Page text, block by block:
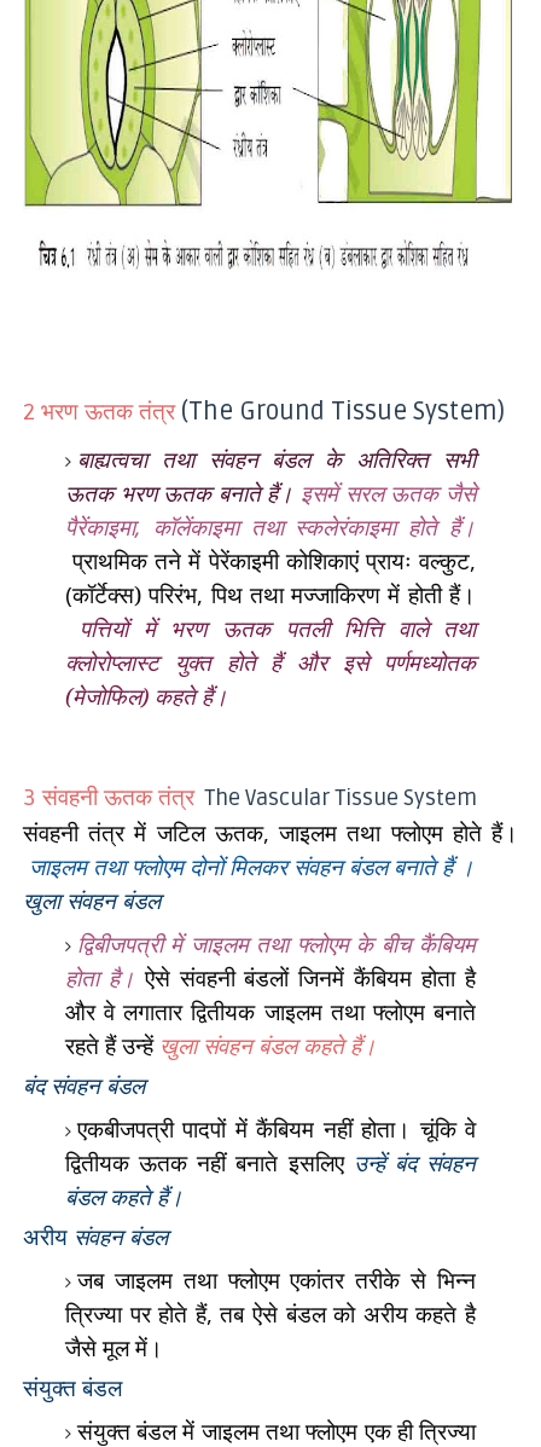
2 भरण ऊतक तंत्र(The Ground Tissue System)
बाह्यत्वचा तथा संवहन बंडल के अतिरिक्त सभी
ऊतक भरण ऊतक बनाते हैं। इसमें सरल ऊतक जैसे
पैरेंकाइमा, कॉलेंकाइमा तथा स्कलेरंकाइमा होते हैं।
प्राथमिक तने में पेरेंकाइमी कोशिकाएं प्रायः वल्कुट,
(कॉर्टेक्स) परिरंभ,पिथ तथा मज्जाकिरण में होती हैं।
पत्तियों में भरण ऊतक पतली भित्ति वाले तथा
क्लोरोप्लास्ट युक्त होते हैं और इसे पर्णमध्योतक
(मेजोफिल) कहते हैं।
3 संवहनी ऊतक तंत्रThe Vascular Tissue System
संवहनी तंत्र में जटिल ऊतक,जाइलम तथा फ्लोएम होते हैं।
जाइलम तथा फ्लोएम दोनों मिलकर संवहन बंडल बनाते हैं।
खुला संवहन बंडल
द्विबीजपत्री में जाइलम तथा फ्लोएम के बीच कैंबियम
होता है। ऐसे संवहनी बंडलों जिनमें कैंबियम होता है
और वे लगातार द्वितीयक जाइलम तथा फ्लोएम बनाते
रहते हैं उन्हें खुला संवहन बंडल कहते हैं।
बंद संवहन बंडल
एकबीजपत्री पादपों में कैंबियम नहीं होता। चूंकि वे
द्वितीयक ऊतक नहीं बनाते इसलिए उन्हें बंद संवहन
बंडल कहते हैं।
अरीयसंवहन बंडल
जब जाइलम तथा फ्लोएम एकांतर तरीके से भिन्न
त्रिज्या पर होते हैं,तब ऐसे बंडल को अरीय कहते है
जैसे मूल में।
संयुक्त बंडल
संयुक्त बंडल में जाइलम तथा फ्लोएम एक ही त्रिज्या